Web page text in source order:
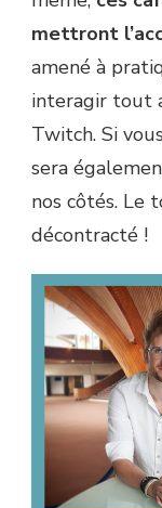
mettront
amené à
interagir tout
Twitch. Si
sera
nos côtés. Le
décontracté !